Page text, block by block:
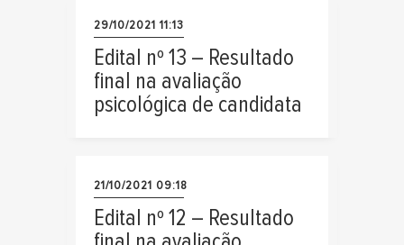
29/10/2021 11:13
Edital nº 13 – Resultado
final na avaliação
psicológica de candidata
21/10/2021 09:18
Edital nº 12 – Resultado